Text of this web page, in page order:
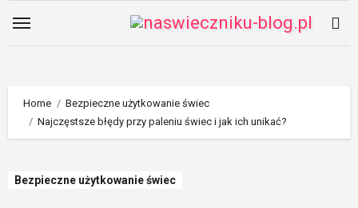
Home
Bezpieczne użytkowanie świec
Najczęstsze błędy przy paleniu świec i jak ich unikać?
Bezpieczne użytkowanie świec